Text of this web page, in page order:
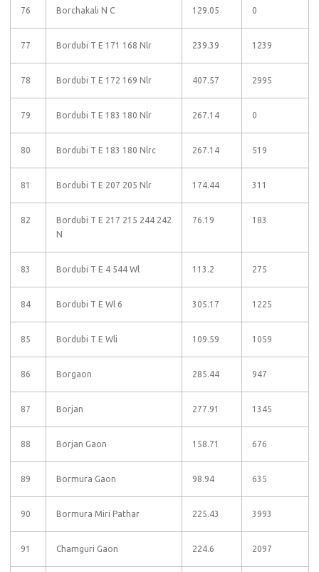
76 Borchakali N C 129.05 0
77 Bordubi T E 171 168 Nlr 239.39 1239
78 Bordubi T E 172 169 Nlr 407.57 2995
79 Bordubi T E 183 180 Nlr 267.14 0
80 Bordubi T E 183 180 Nlrc 267.14 519
81 Bordubi T E 207 205 Nlr 174.44 311
82
Bordubi T E 217 215 244 242
N
76.19 183
83 Bordubi T E 4 544 Wl 113.2 275
84 Bordubi T E Wl 6 305.17 1225
85 Bordubi T E Wli 109.59 1059
86 Borgaon 285.44 947
87 Borjan 277.91 1345
88 Borjan Gaon 158.71 676
89 Bormura Gaon 98.94 635
90 Bormura Miri Pathar 225.43 3993
91 Chamguri Gaon 224.6 2097